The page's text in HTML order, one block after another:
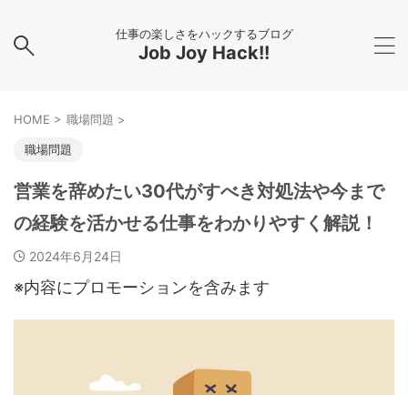
仕事の楽しさをハックするブログ
Job Joy Hack!!
HOME > 職場問題 >
職場問題
営業を辞めたい30代がすべき対処法や今まで
の経験を活かせる仕事をわかりやすく解説！
2024年6月24日
※内容にプロモーションを含みます